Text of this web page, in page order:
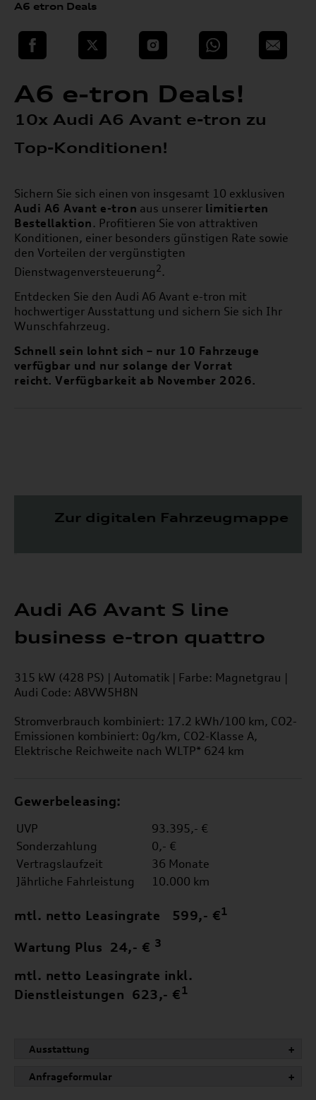
A6 etron Deals
teilen Twitter Instagram WhatsApp E-Mail
A6 e-tron Deals!
10x Audi A6 Avant e-tron zu
Top-Konditionen!
Sichern Sie sich einen von insgesamt 10 exklusiven
Audi A6 Avant e-tron aus unserer limitierten
Bestellaktion . Profitieren Sie von attraktiven
Konditionen, einer besonders günstigen Rate sowie
den Vorteilen der vergünstigten
Dienstwagenversteuerung2.
Entdecken Sie den Audi A6 Avant e-tron mit
hochwertiger Ausstattung und sichern Sie sich Ihr
Wunschfahrzeug.
Schnell sein lohnt sich – nur 10 Fahrzeuge
verfügbar und nur solange der Vorrat
reicht. Verfügbarkeit ab November 2026.
Zur digitalen Fahrzeugmappe
Audi A6 Avant S line
business e-tron quattro
315 kW (428 PS) | Automatik | Farbe: Magnetgrau |
Audi Code: A8VW5H8N
Stromverbrauch kombiniert: 17.2 kWh/100 km, CO2-
Emissionen kombiniert: 0g/km, CO2-Klasse A,
Elektrische Reichweite nach WLTP* 624 km
Gewerbeleasing:
UVP
93.395,- €
Sonderzahlung
0,- €
Vertragslaufzeit
36 Monate
Jährliche Fahrleistung
10.000 km
mtl. netto Leasingrate 599,- €1
Wartung Plus 24,- € 3
mtl. netto Leasingrate inkl.
Dienstleistungen 623,- € 1
Ausstattung +
Anfrageformular +